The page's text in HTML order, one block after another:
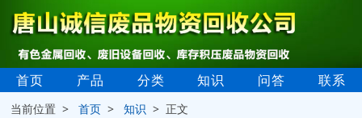
首页 产品 分类 知识 问答 联系
当前位置 >首页 >知识 > 正文